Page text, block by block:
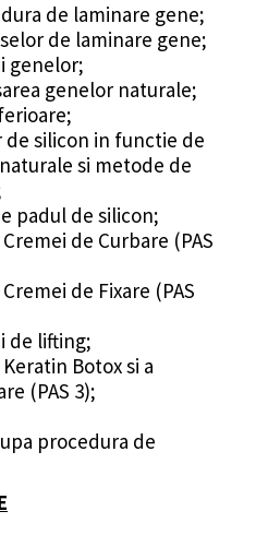
de laminare gene;
de laminare gene;
genelor;
genelor naturale;
silicon in functie de
si metode de
padul de silicon;
de Curbare (PAS
de Fixare (PAS
de lifting;
Botox si a
(PAS 3);
procedura de